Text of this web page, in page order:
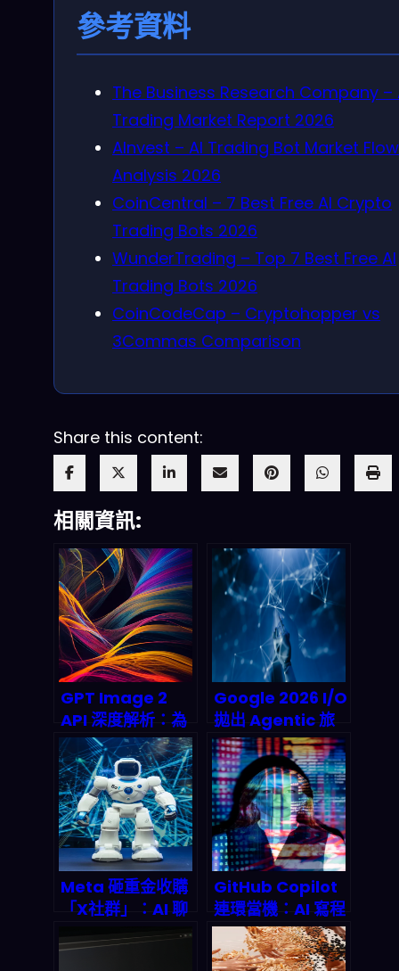
參考資料
The Business Research Company –
Trading Market Report 2026
AInvest – AI Trading Bot Market Flow
Analysis 2026
CoinCentral – 7 Best Free AI Crypto
Trading Bots 2026
WunderTrading – Top 7 Best Free AI
Trading Bots 2026
CoinCodeCap – Cryptohopper vs
3Commas Comparison
Share this content:
相關資訊:
GPT Image 2
API 深度解析：為
何多語言影像生成
將在2026顛覆全
球電商行銷與內容
創作產業鏈？
Google 2026 I/O
拋出 Agentic 旅
行預訂炸彈：AI 代
理如何一鍵改寫全
球旅遊產業遊戲規
則？
Meta 砸重金收購
「X社群」：AI 聊
天機器人社交平台
即將點燃 2026 年
GitHub Copilot
連環當機：AI 寫程
式霸主的基礎設施
為何撐不住 2026